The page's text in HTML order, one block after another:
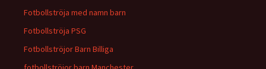
Fotbollströja med namn barn
Fotbollströja PSG
Fotbollströjor Barn Billiga